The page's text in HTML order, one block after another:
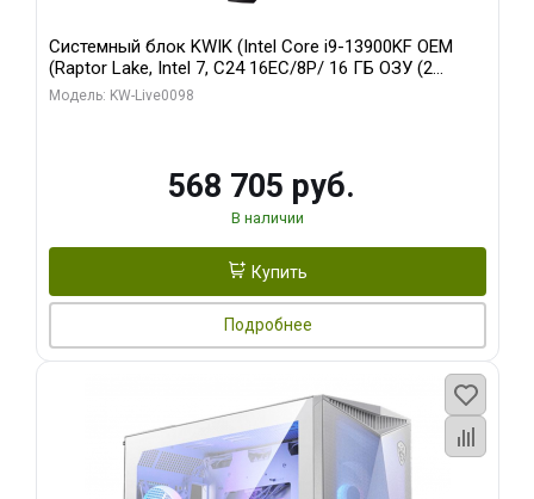
Системный блок KWIK (Intel Core i9-13900KF OEM
(Raptor Lake, Intel 7, C24 16EC/8P/ 16 ГБ ОЗУ (2
модуля)/ Afox RTX4090 24GB GDDR6X 384-Bit 3xDP
Модель: KW-Live0098
568 705 руб.
В наличии
Купить
Подробнее